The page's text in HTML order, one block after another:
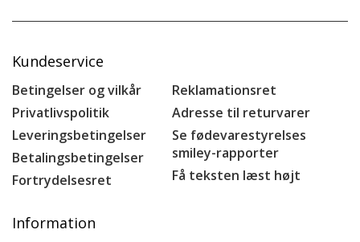
Kundeservice
Betingelser og vilkår
Privatlivspolitik
Leveringsbetingelser
Betalingsbetingelser
Fortrydelsesret
Reklamationsret
Adresse til returvarer
Se fødevarestyrelses
smiley-rapporter
Få teksten læst højt
Information